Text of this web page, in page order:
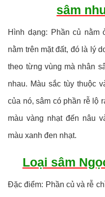
sâm
Hình dạng: Phần củ
nằm trên mặt đất, đó là lý
theo từng vùng mà nhân
nhau. Màu sắc tùy thuộc
của nó, sâm có phần rễ lộ
màu vàng nhạt đến nâu
màu xanh đen nhạt.
Loại sâm
Đặc điểm: Phần củ và rễ